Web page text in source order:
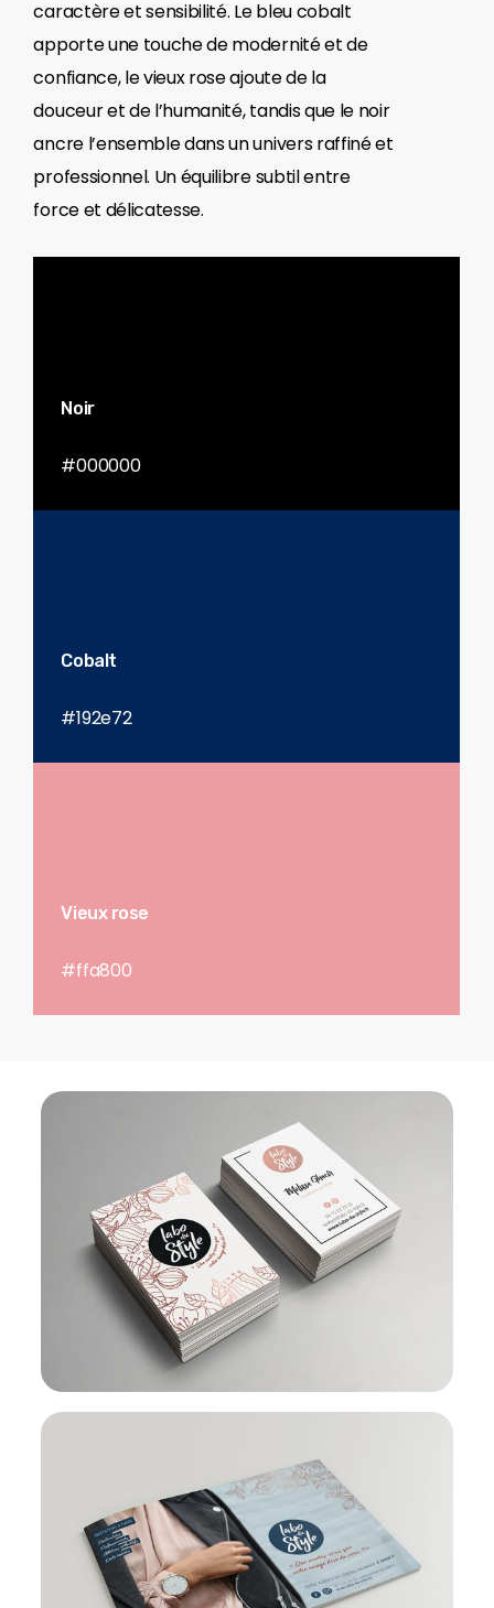
caractère et sensibilité. Le bleu cobalt
apporte une touche de modernité et de
confiance, le vieux rose ajoute de la
douceur et de l’humanité, tandis que le noir
ancre l’ensemble dans un univers raffiné et
professionnel. Un équilibre subtil entre
force et délicatesse.
Noir
#000000
Cobalt
#192e72
Vieux rose
#ffa800